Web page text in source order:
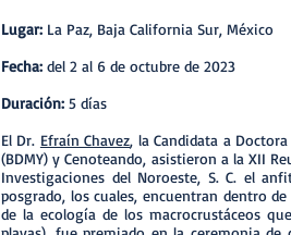
Lugar: La Paz, Baja California Sur, México
Fecha: del 2 al 6 de octubre de 2023
Duración: 5 días
El Dr. Efraín Chavez, la Candidata a
(BDMY) y Cenoteando, asistieron a la XII
Investigaciones del Noroeste, S. C. el
posgrado, los cuales, encuentran dentro
de la ecología de los macrocrustáceos